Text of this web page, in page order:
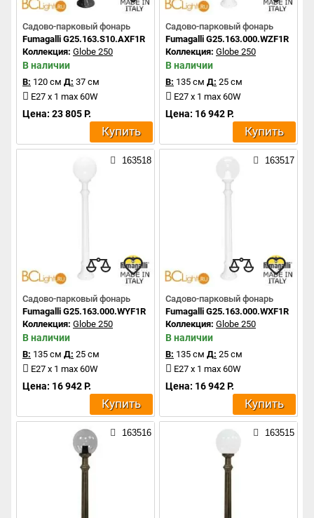
Садово-парковый фонарь
Fumagalli G25.163.S10.AXF1R
Коллекция: Globe 250
В наличии
В: 120 см Д: 37 см
E27 x 1 max 60W
Цена: 23 805 Р.
Купить
Садово-парковый фонарь
Fumagalli G25.163.000.WZF1R
Коллекция: Globe 250
В наличии
В: 135 см Д: 25 см
E27 x 1 max 60W
Цена: 16 942 Р.
Купить
163518
Садово-парковый фонарь
Fumagalli G25.163.000.WYF1R
Коллекция: Globe 250
В наличии
В: 135 см Д: 25 см
E27 x 1 max 60W
Цена: 16 942 Р.
Купить
163517
Садово-парковый фонарь
Fumagalli G25.163.000.WXF1R
Коллекция: Globe 250
В наличии
В: 135 см Д: 25 см
E27 x 1 max 60W
Цена: 16 942 Р.
Купить
163516 163515